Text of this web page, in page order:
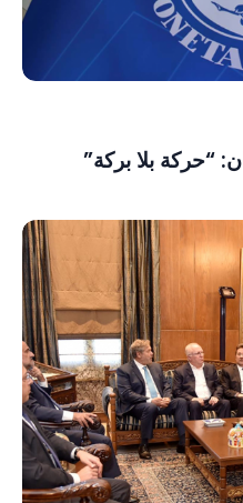
“حركة بلا بركة”